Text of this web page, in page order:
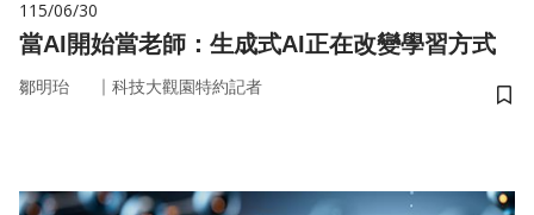
115/06/30
當AI開始當老師：生成式AI正在改變學習方式
鄒明珆 ｜ 科技大觀園特約記者
儲